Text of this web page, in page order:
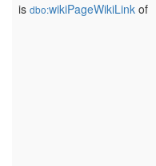
is dbo:wikiPageWikiLink of